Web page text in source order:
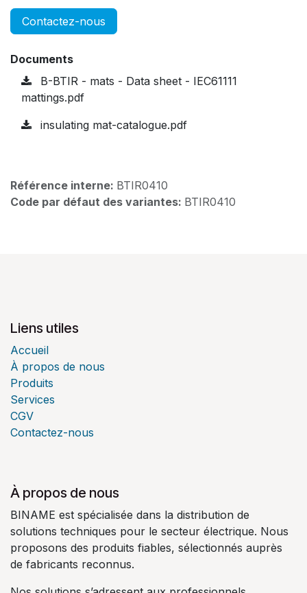
Contactez-nous
Documents
B-BTIR - mats - Data sheet - IEC61111
mattings.pdf
insulating mat-catalogue.pdf
Référence interne: BTIR0410
Code par défaut des variantes: BTIR0410
Liens utiles
Accueil
À propos de nous
Produits
Services
CGV
Contactez-nous
À propos de nous
BINAME est spécialisée dans la distribution de
solutions techniques pour le secteur électrique. Nous
proposons des produits fiables, sélectionnés auprès
de fabricants reconnus.